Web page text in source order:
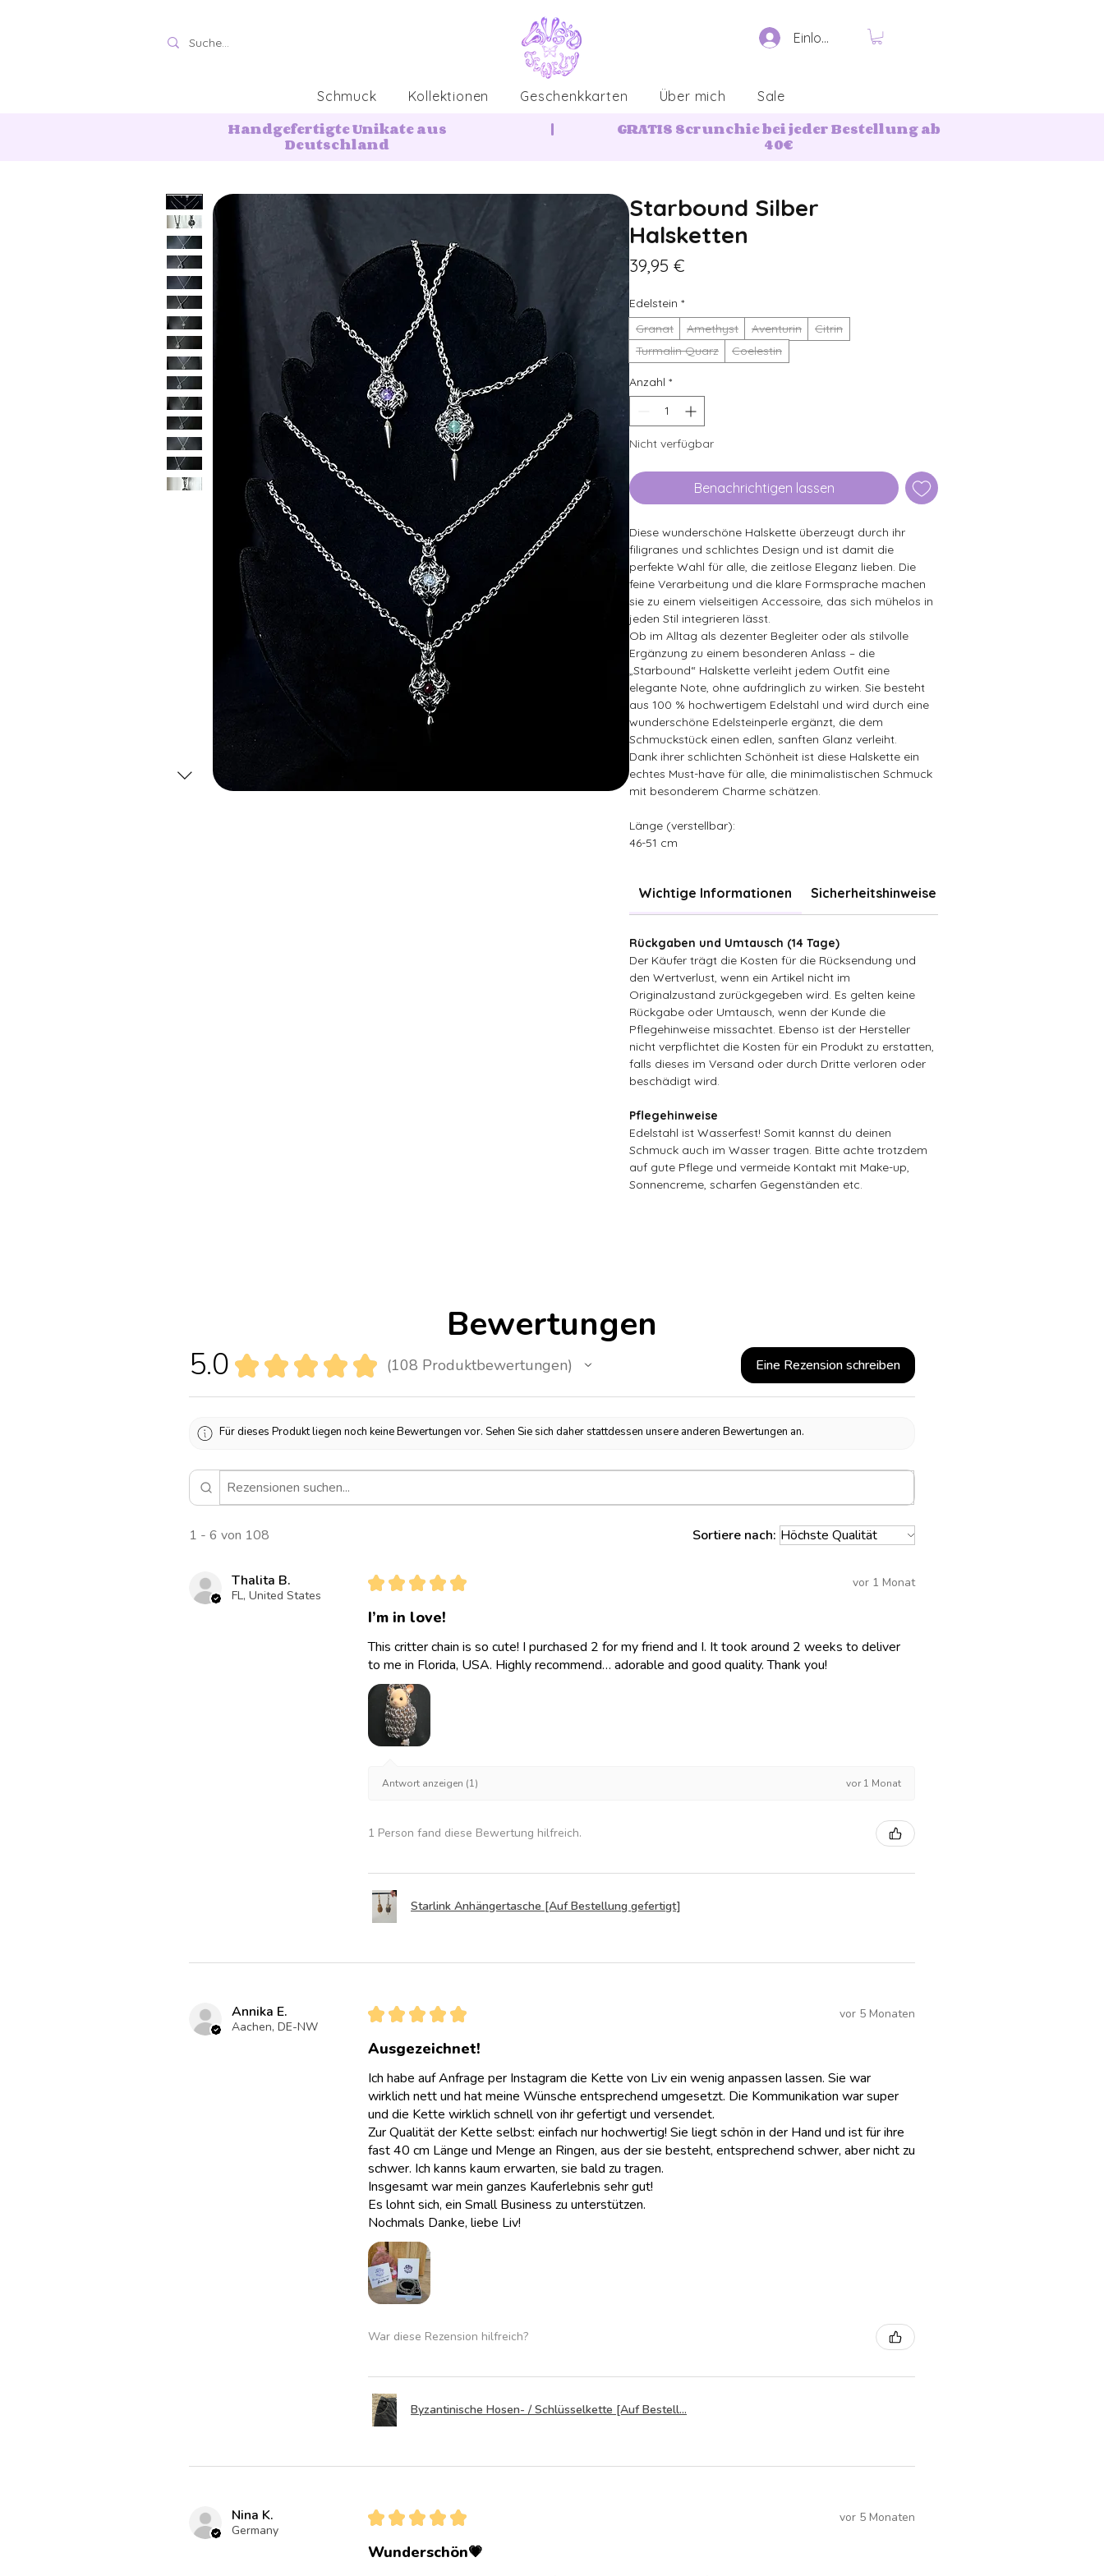
Einloggen
Schmuck Kollektionen Geschenkkarten Über mich Sale
Handgefertigte Unikate aus
Deutschland
GRATIS Scrunchie bei jeder Bestellung ab
40€
|
Starbound Silber
Halsketten
39,95 €
Edelstein *
Granat
Amethyst Aventurin
Citrin
Turmalin Quarz
Coelestin
Anzahl *
Nicht verfügbar
Benachrichtigen lassen
Diese wunderschöne Halskette überzeugt durch ihr
filigranes und schlichtes Design und ist damit die
perfekte Wahl für alle, die zeitlose Eleganz lieben. Die
feine Verarbeitung und die klare Formsprache machen
sie zu einem vielseitigen Accessoire, das sich mühelos in
jeden Stil integrieren lässt.
Ob im Alltag als dezenter Begleiter oder als stilvolle
Ergänzung zu einem besonderen Anlass – die
„Starbound“ Halskette verleiht jedem Outfit eine
elegante Note, ohne aufdringlich zu wirken. Sie besteht
aus 100 % hochwertigem Edelstahl und wird durch eine
wunderschöne Edelsteinperle ergänzt, die dem
Schmuckstück einen edlen, sanften Glanz verleiht.
Dank ihrer schlichten Schönheit ist diese Halskette ein
echtes Must-have für alle, die minimalistischen Schmuck
mit besonderem Charme schätzen.
Länge (verstellbar):
46-51 cm
Wichtige Informationen Sicherheitshinweise
Rückgaben und Umtausch (14 Tage)
Der Käufer trägt die Kosten für die Rücksendung und
den Wertverlust, wenn ein Artikel nicht im
Originalzustand zurückgegeben wird. Es gelten keine
Rückgabe oder Umtausch, wenn der Kunde die
Pflegehinweise missachtet. Ebenso ist der Hersteller
nicht verpflichtet die Kosten für ein Produkt zu erstatten,
falls dieses im Versand oder durch Dritte verloren oder
beschädigt wird.
Pflegehinweise
Edelstahl ist Wasserfest! Somit kannst du deinen
Schmuck auch im Wasser tragen. Bitte achte trotzdem
auf gute Pflege und vermeide Kontakt mit Make-up,
Sonnencreme, scharfen Gegenständen etc.
Bewertungen
5.0 ★ ★ ★ ★ ★ 108 Produktbewertungen
108 Eine Rezension schreiben
Für dieses Produkt liegen noch keine Bewertungen vor. Sehen Sie sich daher stattdessen unsere anderen Bewertungen an.
1 - 6 von 108 Sortiere nach:
Thalita B.
FL, United States
★ ★ ★ ★ ★ vor 1 Monat
I’m in love!
This critter chain is so cute! I purchased 2 for my friend and I. It took around 2 weeks to deliver
to me in Florida, USA. Highly recommend… adorable and good quality. Thank you!
Antwort anzeigen (1) vor 1 Monat
1 Person fand diese Bewertung hilfreich.
Starlink Anhängertasche [Auf Bestellung gefertigt]
Annika E.
Aachen, DE-NW
★ ★ ★ ★ ★ vor 5 Monaten
Ausgezeichnet!
Ich habe auf Anfrage per Instagram die Kette von Liv ein wenig anpassen lassen. Sie war
wirklich nett und hat meine Wünsche entsprechend umgesetzt. Die Kommunikation war super
und die Kette wirklich schnell von ihr gefertigt und versendet.
Zur Qualität der Kette selbst: einfach nur hochwertig! Sie liegt schön in der Hand und ist für ihre
fast 40 cm Länge und Menge an Ringen, aus der sie besteht, entsprechend schwer, aber nicht zu
schwer. Ich kanns kaum erwarten, sie bald zu tragen.
Insgesamt war mein ganzes Kauferlebnis sehr gut!
Es lohnt sich, ein Small Business zu unterstützen.
Nochmals Danke, liebe Liv!
War diese Rezension hilfreich?
Byzantinische Hosen- / Schlüsselkette [Auf Bestell...
Nina K.
Germany
★ ★ ★ ★ ★ vor 5 Monaten
Wunderschön💗